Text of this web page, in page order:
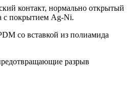
контакт, нормально открытый
с покрытием Ag-Ni.
со вставкой из полиамида
разрыв